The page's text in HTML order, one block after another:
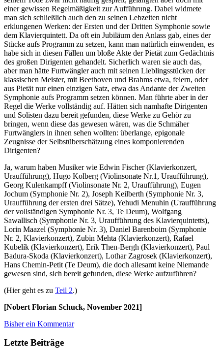
einer gewissen Regelmäßigkeit zur Aufführung. Dabei widmete
man sich schließlich auch den zu seinen Lebzeiten nicht
erklungenen Werken: der Ersten und der Dritten Symphonie sowie
dem Klavierquintett. Da oft ein Jubiläum den Anlass gab, eines der
Stücke aufs Programm zu setzen, kann man natürlich einwenden, es
habe sich in diesen Fällen um bloße Akte der Pietät zum Gedächtnis
des großen Dirigenten gehandelt. Sicherlich waren sie auch das,
aber man hätte Furtwängler auch mit seinen Lieblingsstücken der
klassischen Meister, mit Beethoven und Brahms etwa, feiern, oder
aus Pietät nur einen einzigen Satz, etwa das Andante der Zweiten
Symphonie aufs Programm setzen können. Man führte aber in der
Regel die Werke vollständig auf. Hätten sich namhafte Dirigenten
und Solisten dazu bereit gefunden, diese Werke zu Gehör zu
bringen, wenn diese das gewesen wären, was die Schmäher
Furtwänglers in ihnen sehen wollten: überlange, epigonale
Zeugnisse der Selbstüberschätzung eines komponierenden
Dirigenten?
Ja, warum haben Musiker wie Edwin Fischer (Klavierkonzert,
Uraufführung), Hugo Kolberg (Violinsonate Nr.1, Uraufführung),
Georg Kulenkampff (Violinsonate Nr. 2, Uraufführung), Eugen
Jochum (Symphonie Nr. 2), Joseph Keilberth (Symphonie Nr. 3,
Uraufführung der ersten drei Sätze), Yehudi Menuhin (Uraufführung
der vollständigen Symphonie Nr. 3, Te Deum), Wolfgang
Sawallisch (Symphonie Nr. 3, Uraufführung des Klavierquintetts),
Lorin Maazel (Symphonie Nr. 3), Daniel Barenboim (Symphonie
Nr. 2, Klavierkonzert), Zubin Mehta (Klavierkonzert), Rafael
Kubelík (Klavierkonzert), Erik Then-Bergh (Klavierkonzert), Paul
Badura-Skoda (Klavierkonzert), Lothar Zagrosek (Klavierkonzert),
Hans Chemin-Petit (Te Deum), die doch allesamt keine Niemande
gewesen sind, sich bereit gefunden, diese Werke aufzuführen?
(Hier geht es zu Teil 2.)
[Nobert Florian Schuck, November 2021]
Bisher ein Kommentar
Letzte Beiträge